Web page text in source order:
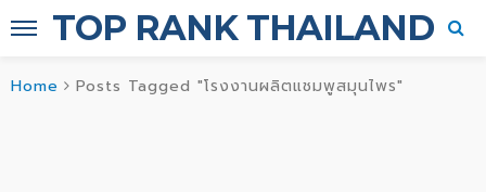
TOP RANK THAILAND
Home Posts Tagged "โรงงานผลิตแชมพูสมุนไพร"